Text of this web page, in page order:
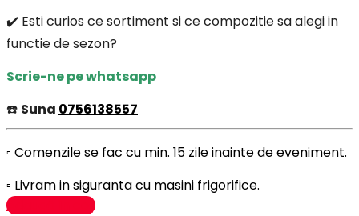
✔️ Esti curios ce sortiment si ce compozitie sa alegi in
functie de sezon?
Scrie-ne pe whatsapp
☎️ Suna 0756138557
▫️ Comenzile se fac cu min. 15 zile inainte de eveniment.
▫️ Livram in siguranta cu masini frigorifice.
Adaugă în coș